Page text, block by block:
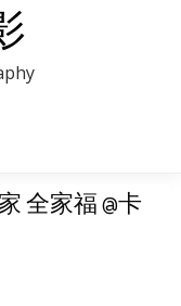
全家福 @卡